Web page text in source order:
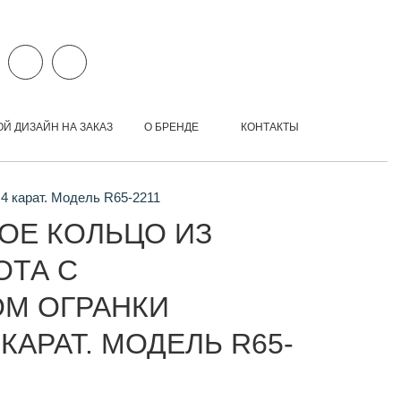
ДИЗАЙН НА ЗАКАЗ О БРЕНДЕ КОНТАКТЫ
карат. Модель R65-2211
КОЛЬЦО ИЗ
С
ОГРАНКИ
МОДЕЛЬ R65-